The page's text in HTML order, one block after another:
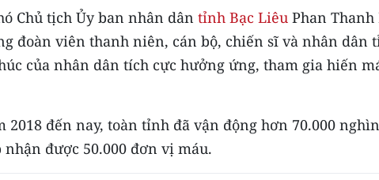
Chủ tịch Ủy ban nhân dân tỉnh Bạc Liêu Phan Thanh
đoàn viên thanh niên, cán bộ, chiến sĩ và nhân dân
của nhân dân tích cực hưởng ứng, tham gia hiến
đến nay, toàn tỉnh đã vận động hơn 70.000 nghìn
được 50.000 đơn vị máu.